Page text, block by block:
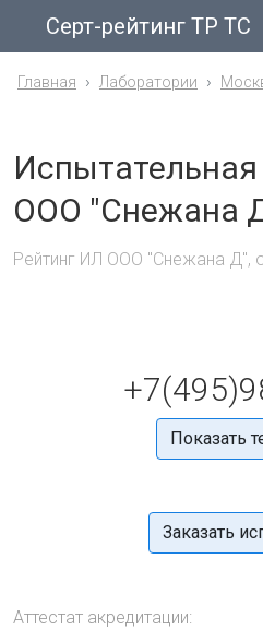
Серт-рейтинг ТР ТС
Главная Лаборатории
ООО "Снежана
Рейтинг ИЛ ООО "Снежана Д",
Показать
Заказать
Аттестат акредитации: